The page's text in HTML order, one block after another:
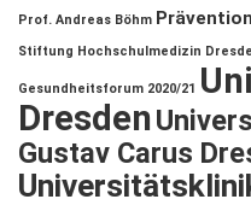
Prof. Andreas Böhm Prävention
Stiftung Hochschulmedizin
Gesundheitsforum 2020/21
Dresden
Gustav Carus